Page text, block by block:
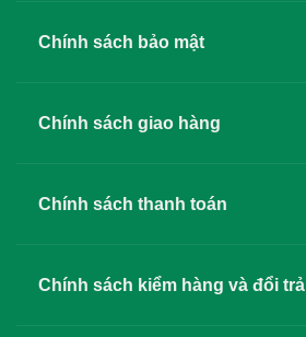
Chính sách bảo mật
Chính sách giao hàng
Chính sách thanh toán
Chính sách kiểm hàng và đổi trả